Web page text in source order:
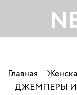
Главная
ДЖЕМПЕРЫ